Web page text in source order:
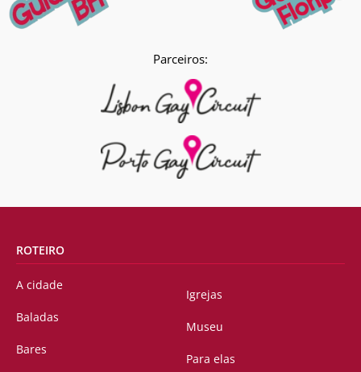
Parceiros:
ROTEIRO
A cidade
Baladas
Bares
Igrejas
Museu
Para elas